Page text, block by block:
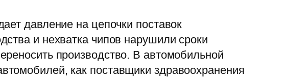
давление на цепочки поставок
и нехватка чипов нарушили сроки
производство. В автомобильной
как поставщики здравоохранения